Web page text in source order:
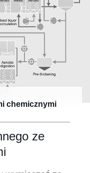
chemicznymi
ze